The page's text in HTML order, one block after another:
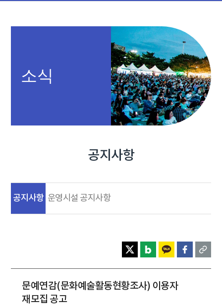
소식
공지사항
공지사항 운영시설 공지사항
문예연감(문화예술활동현황조사) 이용자
재모집 공고